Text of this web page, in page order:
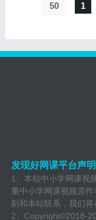
50 1
发现好网课平台声明
1、本站中小学网课视
重中小学网课视频原
刻和本站联系，我们将
2、Copyright©2018-